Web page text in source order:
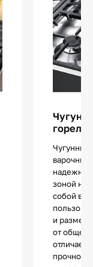
Чугунные
варочных
надежно
зоной
собой
и размер
от